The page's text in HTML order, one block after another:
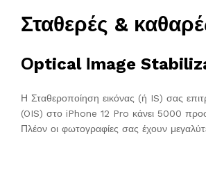
Σταθερές &
Οptical Ιmage
Η Σταθεροποίηση εικόνας (ή IS) σας
(OIS) στο iPhone 12 Pro κάνει 5000
Πλέον οι φωτογραφίες σας έχουν